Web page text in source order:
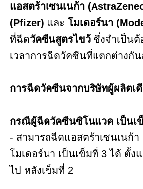
แอสตร้าเซนเนก้า
(Pfizer) และ โมเดอร์นา
ที่ฉีดวัคซีนสูตรไขว้ ซึ่งจำเป็นต้
เวลาการฉีดวัคซีนที่แตกต่างกัน
การฉีดวัคซีนจากบริษัทผู้ผลิตเ
กรณีผู้ฉีดวัคซีนซิโนแวค เป็นเ
- สามารถฉีดแอสตร้าเซนเนก้า
โมเดอร์นา เป็นเข็มที่ 3 ได้ ตั้ง
ไป หลังเข็มที่ 2